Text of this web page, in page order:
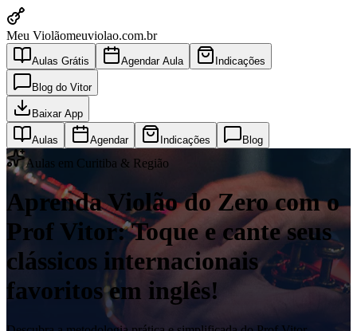
Meu Violãomeuviolao.com.br
Aulas Grátis Agendar Aula Indicações
Blog do Vitor
Baixar App
Aulas Agendar Indicações Blog
Aulas em Curitiba & Região
Aprenda Violão do Zero com o
Prof Vitor: Toque e cante seus
clássicos internacionais
favoritos em inglês!